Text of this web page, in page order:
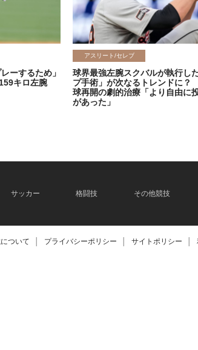
ーするため」
キロ左腕
アスリート/セレブ
球界最強左腕スクバルが執行し
プ手術」が次なるトレンドに
球再開の劇的治療「より自由に
があった」
サッカー 格闘技 その他競技
ついて プライバシーポリシー サイトポリシー